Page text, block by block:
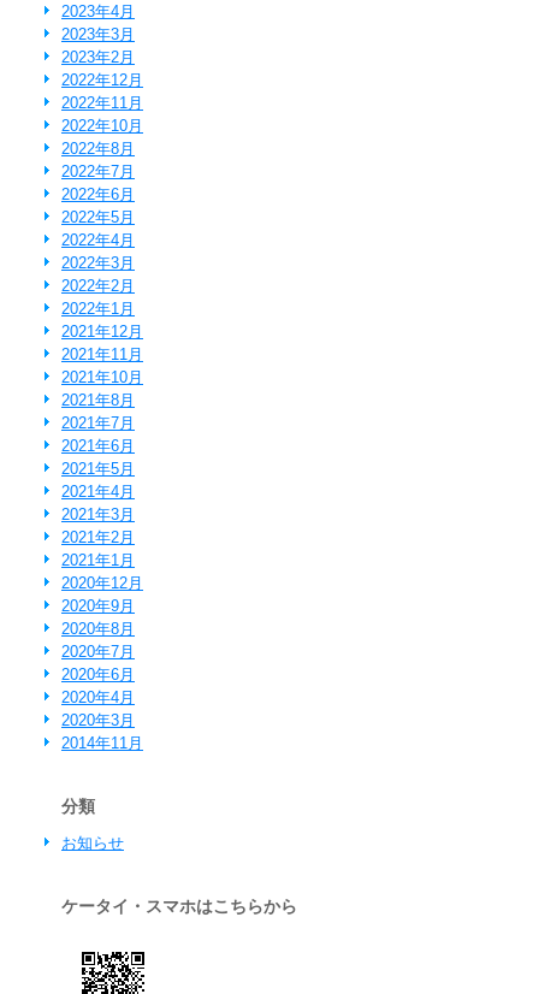
2023年4月
2023年3月
2023年2月
2022年12月
2022年11月
2022年10月
2022年8月
2022年7月
2022年6月
2022年5月
2022年4月
2022年3月
2022年2月
2022年1月
2021年12月
2021年11月
2021年10月
2021年8月
2021年7月
2021年6月
2021年5月
2021年4月
2021年3月
2021年2月
2021年1月
2020年12月
2020年9月
2020年8月
2020年7月
2020年6月
2020年4月
2020年3月
2014年11月
分類
お知らせ
ケータイ・スマホはこちらから